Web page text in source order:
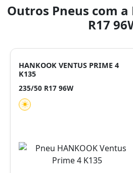
Outros Pneus com
R17
HANKOOK VENTUS PRIME 4
K135
235/50 R17 96W